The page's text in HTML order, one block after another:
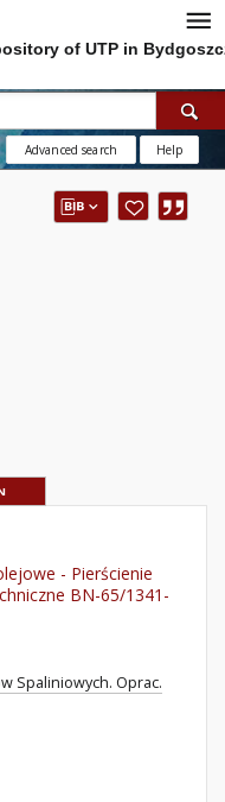
of UTP in
Advanced search Help
- Pierścienie
BN-65/1341-
Spaliniowych. Oprac.